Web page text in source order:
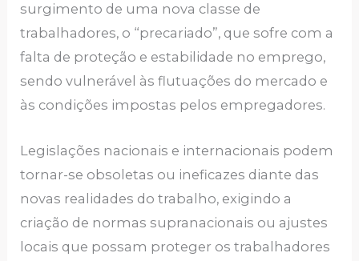
surgimento de uma nova classe de
trabalhadores, o “precariado”, que sofre com a
falta de proteção e estabilidade no emprego,
sendo vulnerável às flutuações do mercado e
às condições impostas pelos empregadores.
Legislações nacionais e internacionais podem
tornar-se obsoletas ou ineficazes diante das
novas realidades do trabalho, exigindo a
criação de normas supranacionais ou ajustes
locais que possam proteger os trabalhadores